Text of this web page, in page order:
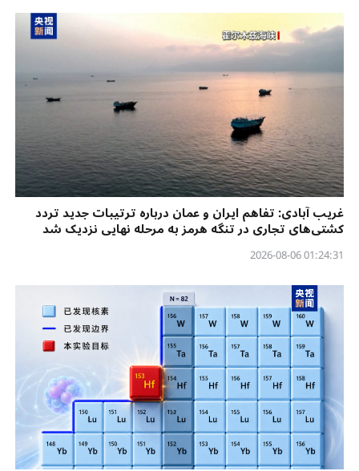
غریب آبادی: تفاهم ایران و عمان درباره ترتیبات جدید تردد
کشتی‌های تجاری در تنگه هرمز به مرحله نهایی نزدیک شد
01:24:31 2026-08-06